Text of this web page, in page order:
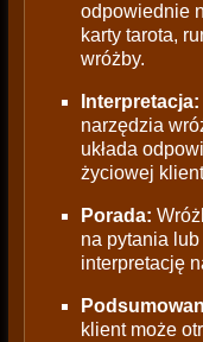
odpowiednie
karty tarota,
wróżby.
Interpretacja:
narzędzia
układa
życiowej
Porada:
na pytania
interpretację
klient może